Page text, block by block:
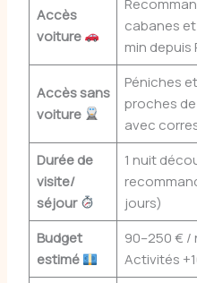
Accès
voiture
cabanes
min depuis
Accès sans
voiture
Péniches
proches
avec
Durée de
visite/
séjour
1 nuit
jours)
Budget
estimé
90–250 € /
Activités